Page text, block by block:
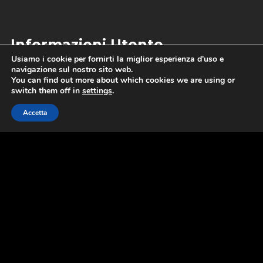
Informazioni Utente
CONTATTI
DISTRIBUZIONE
CONDIZIONI GENERALI DI VENDITA
DIRITTO DI RECESSO
Usiamo i cookie per fornirti la miglior esperienza d'uso e
navigazione sul nostro sito web.
You can find out more about which cookies we are using or
switch them off in settings.
Accetta